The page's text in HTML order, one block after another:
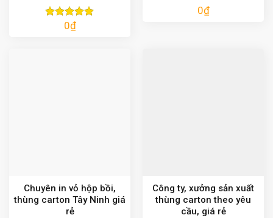
Được xếp
0₫
0₫
Chuyên in vỏ hộp bồi,
thùng carton Tây Ninh giá
rẻ
Công ty, xưởng sản xuất
thùng carton theo yêu
cầu, giá rẻ